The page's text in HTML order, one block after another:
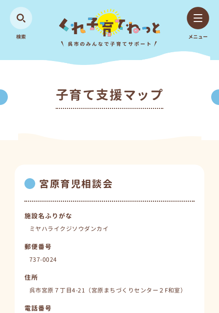
検索 メニュー
子育て支援マップ
宮原育児相談会
施設名ふりがな
ミヤハライクジソウダンカイ
郵便番号
737-0024
住所
呉市宮原７丁目4-21（宮原まちづくりセンター２F和室）
電話番号